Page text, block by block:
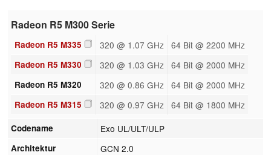
Radeon R5 M300 Serie
Radeon R5 M335 320 @ 1.07 GHz 64 Bit @ 2200 MHz
Radeon R5 M330 320 @ 1.03 GHz 64 Bit @ 2000 MHz
Radeon R5 M320 320 @ 0.86 GHz 64 Bit @ 2000 MHz
Radeon R5 M315 320 @ 0.97 GHz 64 Bit @ 1800 MHz
Codename Exo UL/ULT/ULP
Architektur GCN 2.0